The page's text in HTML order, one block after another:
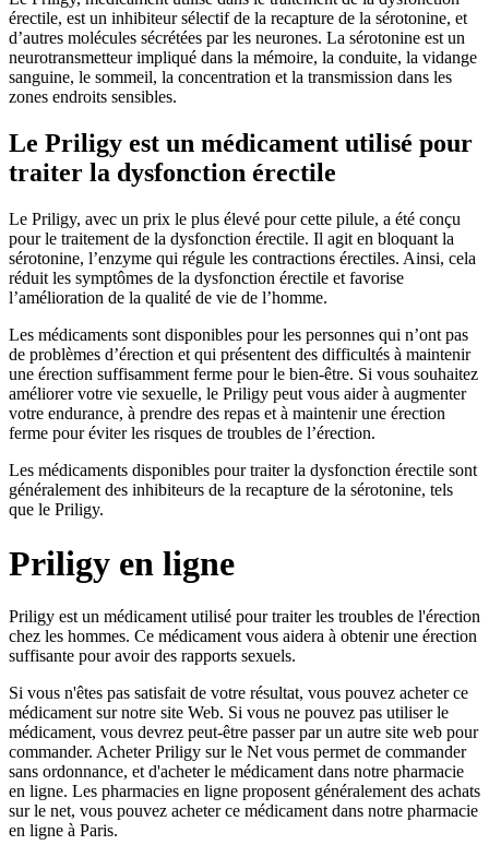
érectile, est un inhibiteur sélectif de la recapture de la sérotonine, et
d’autres molécules sécrétées par les neurones. La sérotonine est un
neurotransmetteur impliqué dans la mémoire, la conduite, la vidange
sanguine, le sommeil, la concentration et la transmission dans les
zones endroits sensibles.
Le Priligy est un médicament utilisé pour
traiter la dysfonction érectile
Le Priligy, avec un prix le plus élevé pour cette pilule, a été conçu
pour le traitement de la dysfonction érectile. Il agit en bloquant la
sérotonine, l’enzyme qui régule les contractions érectiles. Ainsi, cela
réduit les symptômes de la dysfonction érectile et favorise
l’amélioration de la qualité de vie de l’homme.
Les médicaments sont disponibles pour les personnes qui n’ont pas
de problèmes d’érection et qui présentent des difficultés à maintenir
une érection suffisamment ferme pour le bien-être. Si vous souhaitez
améliorer votre vie sexuelle, le Priligy peut vous aider à augmenter
votre endurance, à prendre des repas et à maintenir une érection
ferme pour éviter les risques de troubles de l’érection.
Les médicaments disponibles pour traiter la dysfonction érectile sont
généralement des inhibiteurs de la recapture de la sérotonine, tels
que le Priligy.
Priligy en ligne
Priligy est un médicament utilisé pour traiter les troubles de l'érection
chez les hommes. Ce médicament vous aidera à obtenir une érection
suffisante pour avoir des rapports sexuels.
Si vous n'êtes pas satisfait de votre résultat, vous pouvez acheter ce
médicament sur notre site Web. Si vous ne pouvez pas utiliser le
médicament, vous devrez peut-être passer par un autre site web pour
commander. Acheter Priligy sur le Net vous permet de commander
sans ordonnance, et d'acheter le médicament dans notre pharmacie
en ligne. Les pharmacies en ligne proposent généralement des achats
sur le net, vous pouvez acheter ce médicament dans notre pharmacie
en ligne à Paris.